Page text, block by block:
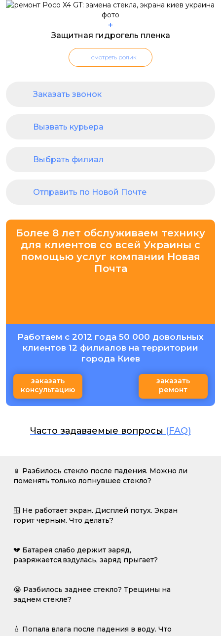
+
Защитная гидрогель пленка
смотреть ролик
Заказать звонок
Вызвать курьера
Выбрать филиал
Отправить по Новой Почте
Более 8 лет обслуживаем технику
для клиентов со всей Украины с
помощью услуг компании Новая
Почта
Работаем с 2012 года 50 000 довольных
клиентов 12 филиалов на территории
города Киев
заказать
консультацию
заказать
ремонт
Часто задаваемые вопросы (FAQ)
📱 Разбилось стекло после падения. Можно ли
поменять только лопнувшее стекло?
🪟 Не работает экран. Дисплей потух. Экран
горит черным. Что делать?
💔 Батарея слабо держит заряд,
разряжается,вздулась, заряд прыгает?
😭 Разбилось заднее стекло? Трещины на
заднем стекле?
💧 Попала влага после падения в воду. Что